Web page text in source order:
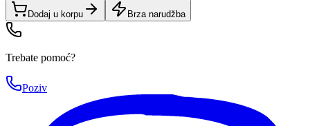
Dodaj u korpu Brza narudžba
Trebate pomoć?
Poziv